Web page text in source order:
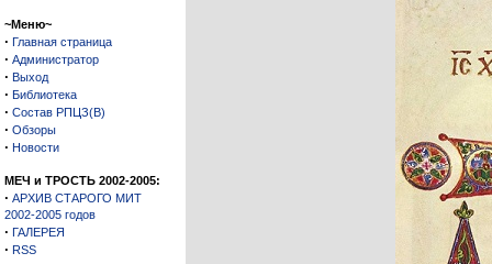
~Меню~
· Главная страница
· Администратор
· Выход
· Библиотека
· Состав РПЦЗ(В)
· Обзоры
· Новости
МЕЧ и ТРОСТЬ 2002-2005:
· АРХИВ СТАРОГО МИТ
2002-2005 годов
· ГАЛЕРЕЯ
· RSS